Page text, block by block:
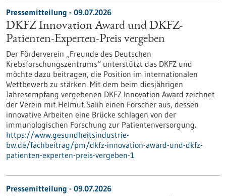
Pressemitteilung - 09.07.2026
DKFZ Innovation Award und DKFZ-
Patienten-Experten-Preis vergeben
Der Förderverein „Freunde des Deutschen
Krebsforschungszentrums“ unterstützt das DKFZ und
möchte dazu beitragen, die Position im internationalen
Wettbewerb zu stärken. Mit dem beim diesjährigen
Jahresempfang vergebenen DKFZ Innovation Award zeichnet
der Verein mit Helmut Salih einen Forscher aus, dessen
innovative Arbeiten eine Brücke schlagen von der
immunologischen Forschung zur Patientenversorgung.
https://www.gesundheitsindustrie-
bw.de/fachbeitrag/pm/dkfz-innovation-award-und-dkfz-
patienten-experten-preis-vergeben-1
Pressemitteilung - 09.07.2026